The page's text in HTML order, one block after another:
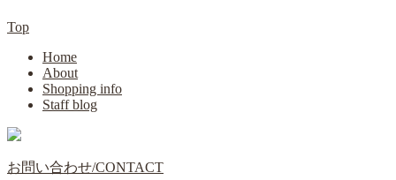
Top
Home
About
Shopping info
Staff blog
お問い合わせ/CONTACT